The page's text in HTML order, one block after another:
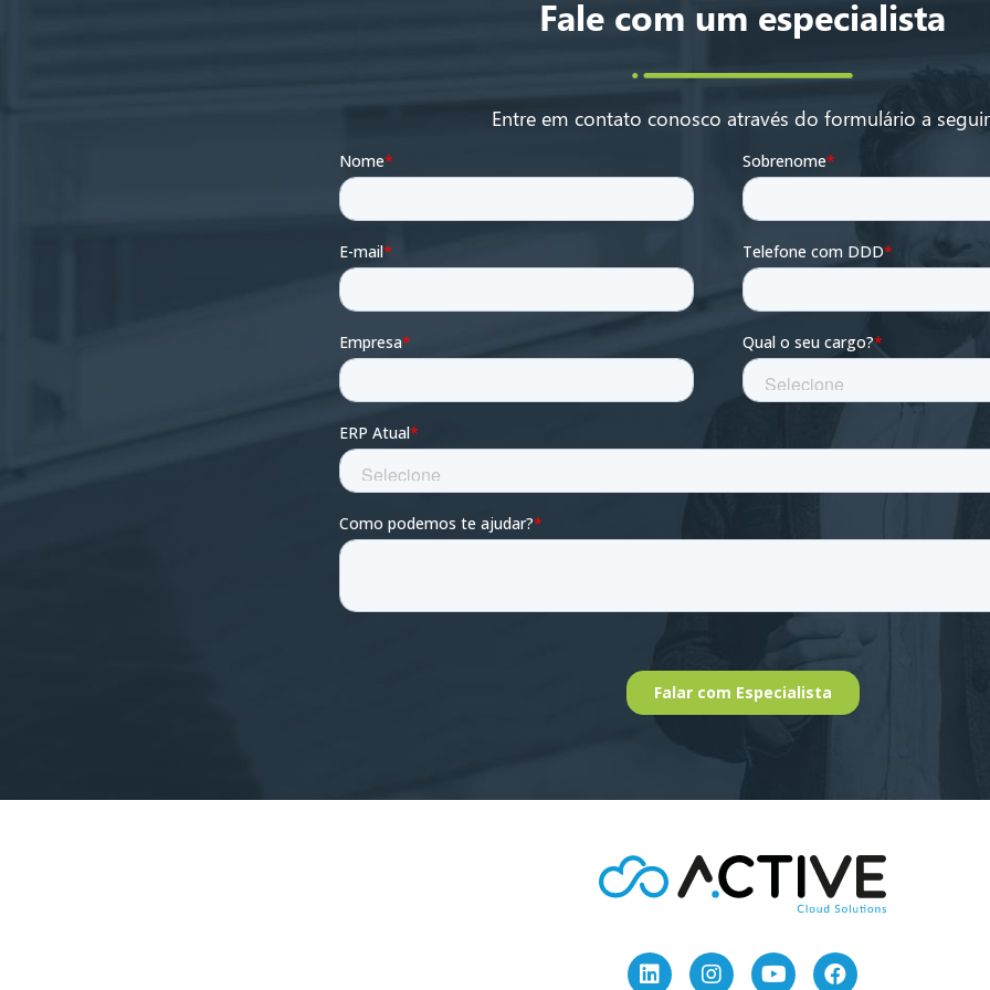
Fale com um especialista
Entre em contato conosco através do formulário a